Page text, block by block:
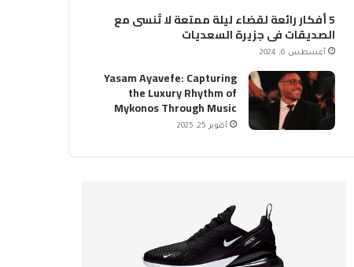
5 أفكار رائعة لقضاء ليلة ممتعة لا تُنسى مع
الصديقات في جزيرة السعديات
أغسطس 6, 2024
Yasam Ayavefe: Capturing
the Luxury Rhythm of
Mykonos Through Music
أكتوبر 25, 2025